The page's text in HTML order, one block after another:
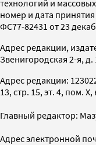
технологий и
номер и дата
ФС77-82431 от 23
Адрес редакции,
Звенигородская 2-я, д.
Адрес редакции:
13, стр. 15, эт. 4, пом. X,
Главный редактор:
Адрес электронной